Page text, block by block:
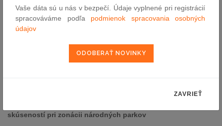
Národnej rady Slovenskej republiky v skrátenom legislatívnom
konaní schválili ústavnou väčšinou novelu zákona o vodách a s
ním súvisiace pozmeňujúce návrhy. Cieľom novej legislatívy je
zmenou bude predĺžená lehota na zosúladenie povolenia na
osobitné užívanie vôd na vypúšťanie odpadových vôd do
skúseností pri zonácii národných parkov
Vaše dáta sú u nás v bezpečí. Údaje vyplnené pri registrácií
spracováváme podľa podmienok spracovania osobných
údajov
ZAVRIEŤ